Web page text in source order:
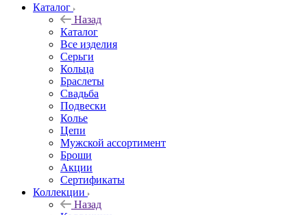
Каталог
Назад
Каталог
Все изделия
Серьги
Кольца
Браслеты
Свадьба
Подвески
Колье
Цепи
Мужской ассортимент
Броши
Акции
Сертификаты
Коллекции
Назад